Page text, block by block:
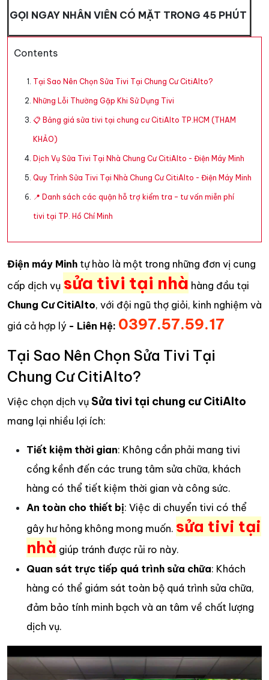
GỌI NGAY NHÂN VIÊN CÓ MẶT TRONG 45 PHÚT
Contents
Tại Sao Nên Chọn Sửa Tivi Tại Chung Cư CitiAlto?
Những Lỗi Thường Gặp Khi Sử Dụng Tivi
📋 Bảng giá sửa tivi tại chung cư CitiAlto TP.HCM (THAM
KHẢO)
Dịch Vụ Sửa Tivi Tại Nhà Chung Cư CitiAlto - Điện Máy Minh
Quy Trình Sửa Tivi Tại Nhà Chung Cư CitiAlto - Điện Máy Minh
📍 Danh sách các quận hỗ trợ kiểm tra – tư vấn miễn phí
tivi tại TP. Hồ Chí Minh
Điện máy Minh tự hào là một trong những đơn vị cung
cấp dịch vụ sửa tivi tại nhà hàng đầu tại
Chung Cư CitiAlto, với đội ngũ thợ giỏi, kinh nghiệm và
giá cả hợp lý - Liên Hệ: 0397.57.59.17
Tại Sao Nên Chọn Sửa Tivi Tại
Chung Cư CitiAlto?
Việc chọn dịch vụ Sửa tivi tại chung cư CitiAlto
mang lại nhiều lợi ích:
Tiết kiệm thời gian: Không cần phải mang tivi
cồng kềnh đến các trung tâm sửa chữa, khách
hàng có thể tiết kiệm thời gian và công sức.
An toàn cho thiết bị: Việc di chuyển tivi có thể
gây hư hỏng không mong muốn. sửa tivi tại
nhà giúp tránh được rủi ro này.
Quan sát trực tiếp quá trình sửa chữa: Khách
hàng có thể giám sát toàn bộ quá trình sửa chữa,
đảm bảo tính minh bạch và an tâm về chất lượng
dịch vụ.